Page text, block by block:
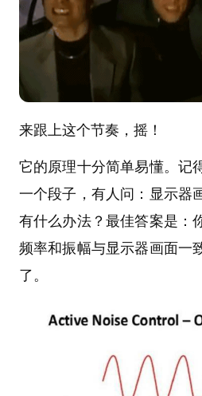
来跟上这个节奏，摇！
它的原理十分简单易懂。记
一个段子，有人问：显示器
有什么办法？最佳答案是：
频率和振幅与显示器画面一
了。